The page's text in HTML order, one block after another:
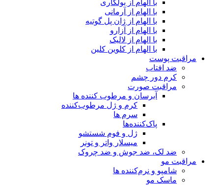
با الهام از بولگاری
با الهام از آرمانی
با الهام از ژان پل گوتیه
با الهام از آزارو
با الهام از لالیک
با الهام از کلوین کلین
مراقبت پوست
ضد افتاب
کرم دور چشم
مراقبت صورت
آبرسان و مرطوب کننده ها
کرم و ژل مرطوب‌کننده
سرم ها
پاک‌کننده‌ها
ژل و فوم شستشو
میسلار واتر و تونر
ضد لک، ضد جوش و ضد چروک
مراقبت مو
شامپو و نرم‌کننده ها
ماسک مو